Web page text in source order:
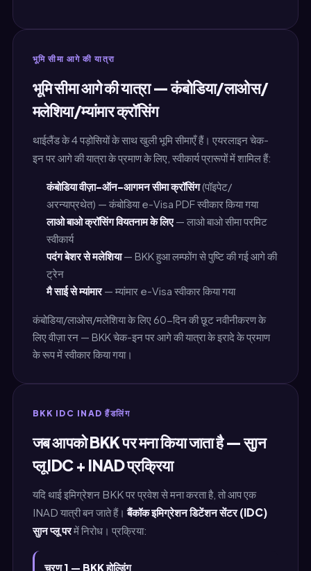
भूमि सीमा आगे की यात्रा
भूमि सीमा आगे की यात्रा — कंबोडिया/लाओस/
मलेशिया/म्यांमार क्रॉसिंग
थाईलैंड के 4 पड़ोसियों के साथ खुली भूमि सीमाएँ हैं। एयरलाइन चेक-
इन पर आगे की यात्रा के प्रमाण के लिए, स्वीकार्य प्रारूपों में शामिल हैं:
कंबोडिया वीज़ा-ऑन-आगमन सीमा क्रॉसिंग(पॉइपेट/
अरन्याप्रथेत) — कंबोडिया e-Visa PDF स्वीकार किया गया
लाओ बाओ क्रॉसिंग वियतनाम के लिए— लाओ बाओ सीमा परमिट
स्वीकार्य
पदंग बेशर से मलेशिया— BKK हुआ लम्फोंग से पुष्टि की गई आगे की
ट्रेन
मै साई से म्यांमार— म्यांमार e-Visa स्वीकार किया गया
कंबोडिया/लाओस/मलेशिया के लिए 60-दिन की छूट नवीनीकरण के
लिए वीज़ा रन — BKK चेक-इन पर आगे की यात्रा के इरादे के प्रमाण
के रूप में स्वीकार किया गया।
BKK IDC INAD हैंडलिंग
जब आपको BKK पर मना किया जाता है — सुान
प्लू IDC + INAD प्रक्रिया
यदि थाई इमिग्रेशन BKK पर प्रवेश से मना करता है, तो आप एक
INAD यात्री बन जाते हैं।बैंकॉक इमिग्रेशन डिटेंशन सेंटर (IDC)
सुान प्लू परमें निरोध। प्रक्रिया:
चरण 1 — BKK होल्डिंग